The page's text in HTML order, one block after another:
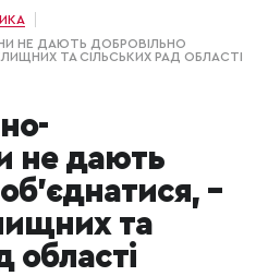
НЕ ДАЮТЬ ДОБРОВІЛЬНО
ТА СІЛЬСЬКИХ РАД ОБЛАСТІ
не дають
–
та
області